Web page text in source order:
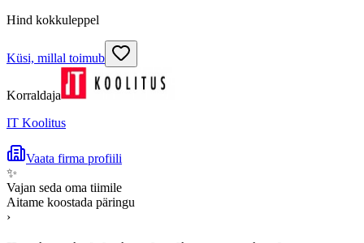
Hind kokkuleppel
Küsi, millal toimub
Korraldaja
IT Koolitus
Vaata firma profiili
✨
Vajan seda oma tiimile
Aitame koostada päringu
›